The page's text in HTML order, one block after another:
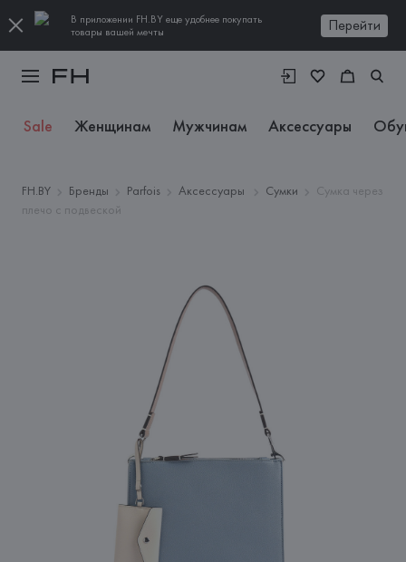
В приложении FH.BY еще удобнее покупать
товары вашей мечты
Перейти
Sale Женщинам Мужчинам Аксессуары
FH.BY Бренды Parfois Аксессуары Сумки
Сумка через
плечо с подвеской